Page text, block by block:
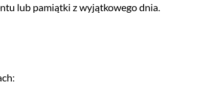
lub pamiątki z wyjątkowego dnia.